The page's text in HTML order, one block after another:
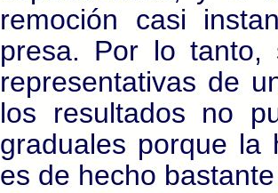
remoción casi
presa. Por lo tanto,
representativas de
los resultados no
graduales porque la
es de hecho